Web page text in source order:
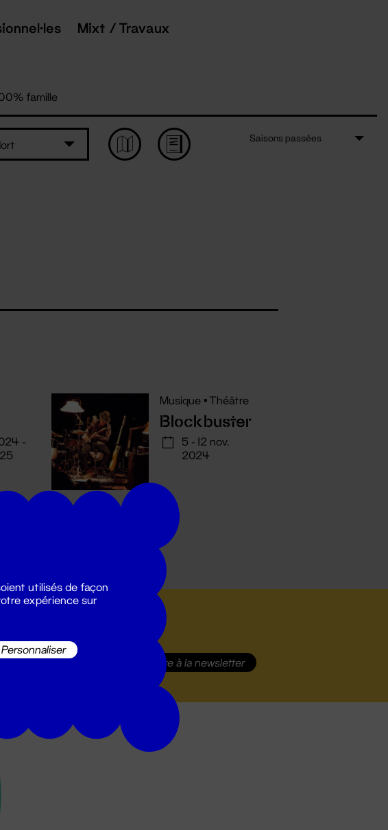
Mixt / Travaux
famille
Saisons passées
-
Musique • Théâtre
Blockbuster
5 - 12 nov.
2024
T :
S'inscrire à la newsletter
utilisés de façon
expérience sur
Personnaliser